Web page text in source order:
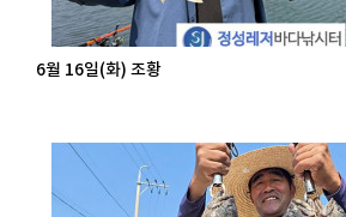
6월 16일(화) 조황